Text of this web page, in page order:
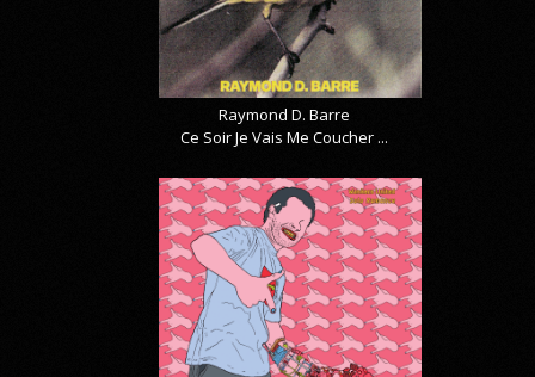
Raymond D. Barre
Ce Soir Je Vais Me Coucher ...